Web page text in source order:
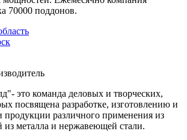
70000 поддонов.
это команда деловых и творческих,
посвящена разработке, изготовлению и
продукции различного применения из
из металла и нержавеющей стали.